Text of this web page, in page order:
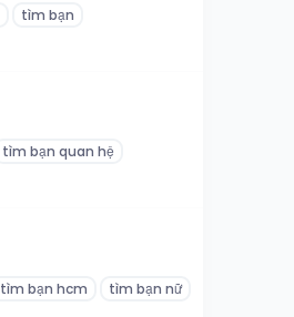
tìm bạn
tìm bạn quan hệ
tìm bạn hcm
tìm bạn nữ